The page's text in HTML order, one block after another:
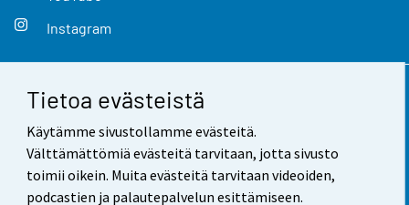
Tietoa evästeistä
Käytämme sivustollamme evästeitä.
Välttämättömiä evästeitä tarvitaan, jotta sivusto
toimii oikein. Muita evästeitä tarvitaan videoiden,
podcastien ja palautepalvelun esittämiseen.
Instagram
Yhteystiedot
Palaute
Käyttöehdot